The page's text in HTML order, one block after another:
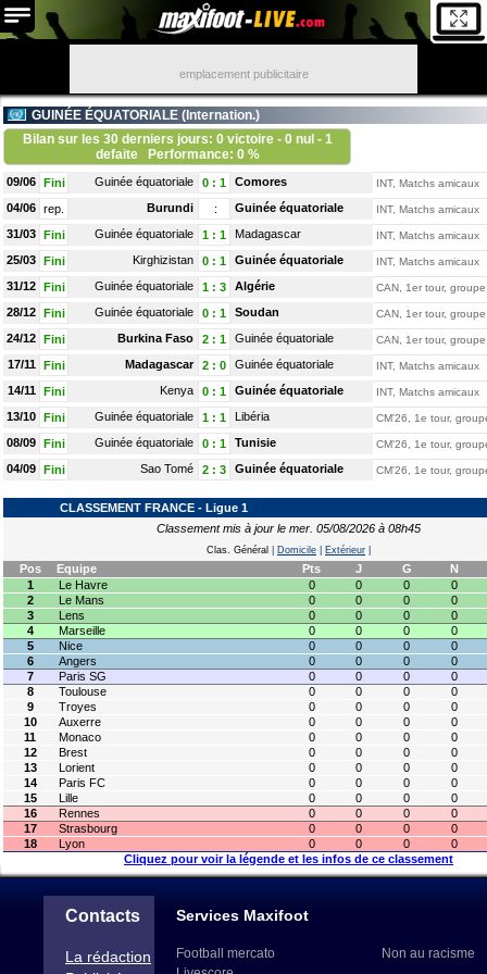
emplacement publicitaire
GUINÉE ÉQUATORIALE ( Internation.)
Bilan sur les 30 derniers jours: 0 victoire - 0 nul - 1
defaite
Performance: 0 %
09/06 Fini Guinée équatoriale 0 : 1 Comores INT, Matchs amicaux
04/06 rep. Burundi : Guinée équatoriale INT, Matchs amicaux
31/03 Fini Guinée équatoriale 1 : 1 Madagascar INT, Matchs amicaux
25/03 Fini Kirghizistan 0 : 1 Guinée équatoriale INT, Matchs amicaux
31/12 Fini Guinée équatoriale 1 : 3 Algérie CAN, 1er tour,
28/12 Fini Guinée équatoriale 0 : 1 Soudan CAN, 1er tour,
24/12 Fini Burkina Faso 2 : 1 Guinée équatoriale CAN, 1er tour,
17/11 Fini Madagascar 2 : 0 Guinée équatoriale INT, Matchs amicaux
14/11 Fini Kenya 0 : 1 Guinée équatoriale INT, Matchs amicaux
13/10 Fini Guinée équatoriale 1 : 1 Libéria CM'26, 1e tour,
08/09 Fini Guinée équatoriale 0 : 1 Tunisie CM'26, 1e tour,
04/09 Fini Sao Tomé 2 : 3 Guinée équatoriale CM'26, 1e tour,
CLASSEMENT FRANCE - Ligue 1
Classement mis à jour le mer. 05/08/2026 à 08h45
Clas. Général Domicile Extérieur
Pos Equipe Pts J G
N
1
Le Havre 0 0 0
0
2
Le Mans 0 0 0
0
3
Lens 0 0 0
0
4
Marseille 0 0 0
0
5
Nice 0 0 0
0
6
Angers 0 0 0
0
7
Paris SG 0 0 0
0
8
Toulouse 0 0 0
0
9
Troyes 0 0 0
0
10
Auxerre 0 0 0
0
11
Monaco 0 0 0
0
12
Brest 0 0 0
0
13
Lorient 0 0 0
0
14
Paris FC 0 0 0
0
15
Lille 0 0 0
0
16
Rennes 0 0 0
0
17
Strasbourg 0 0 0
0
18
Lyon 0 0 0
0
Cliquez pour voir la légende et les infos de ce classement
Contacts
La rédaction
Services Maxifoot
Football mercato
Non au racisme